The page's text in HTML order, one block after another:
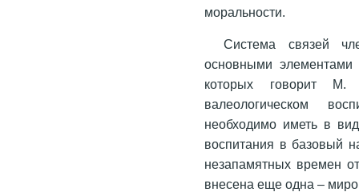
моральности.
Система связей
основными элементами
которых говорит
валеологическом
необходимо иметь в
воспитания в базовый
незапамятных времен
внесена еще одна –